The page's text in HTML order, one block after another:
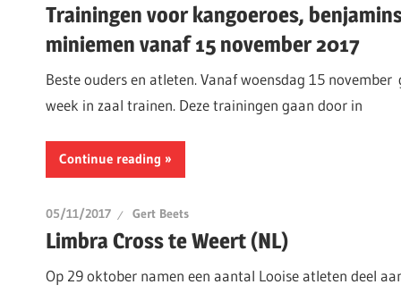
Trainingen voor kangoeroes,
miniemen vanaf 15 november 2017
Beste ouders en atleten. Vanaf woensdag 15 november
week in zaal trainen. Deze trainingen gaan door in
Continue reading
05/11/2017 Gert Beets
Limbra Cross te Weert (NL)
Op 29 oktober namen een aantal Looise atleten deel